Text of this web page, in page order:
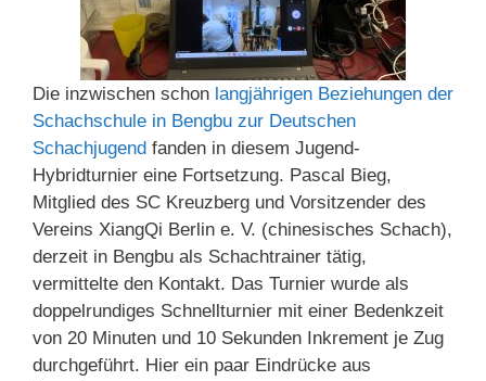
Die inzwischen schon langjährigen Beziehungen der
Schachschule in Bengbu zur Deutschen
Schachjugend fanden in diesem Jugend-
Hybridturnier eine Fortsetzung. Pascal Bieg,
Mitglied des SC Kreuzberg und Vorsitzender des
Vereins XiangQi Berlin e. V. (chinesisches Schach),
derzeit in Bengbu als Schachtrainer tätig,
vermittelte den Kontakt. Das Turnier wurde als
doppelrundiges Schnellturnier mit einer Bedenkzeit
von 20 Minuten und 10 Sekunden Inkrement je Zug
durchgeführt. Hier ein paar Eindrücke aus